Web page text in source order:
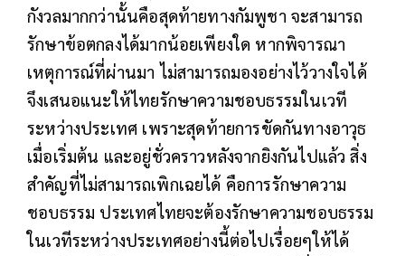
กังวลมากกว่านั้นคือสุดท้ายทางกัมพูชา จะสามารถ
รักษาข้อตกลงได้มากน้อยเพียงใด หากพิจารณา
เหตุการณ์ที่ผ่านมา ไม่สามารถมองอย่างไว้วางใจได้
จึงเสนอแนะให้ไทยรักษาความชอบธรรมในเวที
ระหว่างประเทศ เพราะสุดท้ายการขัดกันทางอาวุธ
เมื่อเริ่มต้น และอยู่ชั่วคราวหลังจากยิงกันไปแล้ว สิ่ง
สำคัญที่ไม่สามารถเพิกเฉยได้ คือการรักษาความ
ชอบธรรม ประเทศไทยจะต้องรักษาความชอบธรรม
ในเวทีระหว่างประเทศอย่างนี้ต่อไปเรื่อยๆให้ได้